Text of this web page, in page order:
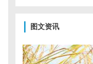
图文资讯